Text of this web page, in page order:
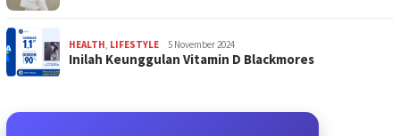
HEALTH LIFESTYLE 5 November 2024
Inilah Keunggulan Vitamin D Blackmores